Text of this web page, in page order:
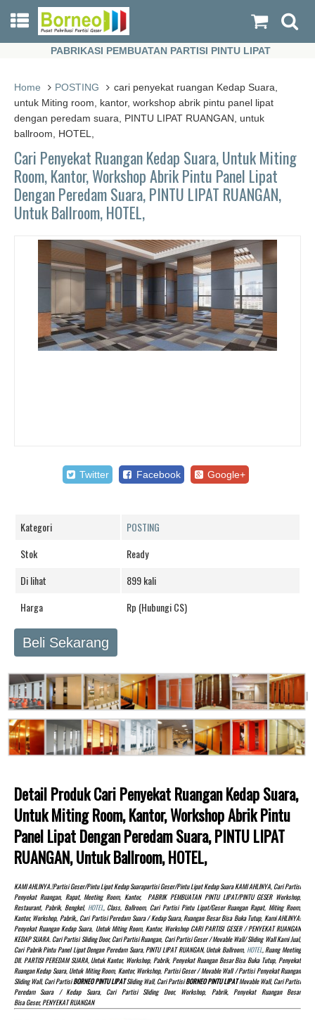
PABRIKASI PEMBUATAN PARTISI PINTU LIPAT
Home
POSTING
cari penyekat ruangan Kedap Suara,
untuk Miting room, kantor, workshop abrik pintu panel lipat
dengan peredam suara, PINTU LIPAT RUANGAN, untuk
ballroom, HOTEL,
Cari Penyekat Ruangan Kedap Suara, Untuk Miting
Room, Kantor, Workshop Abrik Pintu Panel Lipat
Dengan Peredam Suara, PINTU LIPAT RUANGAN,
Untuk Ballroom, HOTEL,
Twitter Facebook Google+
Kategori
POSTING
Stok
Ready
Di lihat
899 kali
Harga
Rp (Hubungi CS)
Beli Sekarang
Detail Produk Cari Penyekat Ruangan Kedap Suara,
Untuk Miting Room, Kantor, Workshop Abrik Pintu
Panel Lipat Dengan Peredam Suara, PINTU LIPAT
RUANGAN, Untuk Ballroom, HOTEL,
KAMI AHLINYA.!partisi Geser/pintu Lipat Kedap Suarapartisi Geser/pintu Lipat Kedap Suara KAMI AHLINYA, Cari Partisi
Penyekat Ruangan, Rapat, Meeting Room, Kantor, PABRIK PEMBUATAN PINTU LIPAT/PINTU GESER Workshop,
Restaurant, Pabrik, Bengkel, HOTEL, Class, Ballroom, Cari Partisi Pintu Lipat/Geser Ruangan Rapat, Miting Room,
Kantor, Workshop, Pabrik,, Cari Partisi Peredam Suara / Kedap Suara, Ruangan Besar Bisa Buka Tutup, Kami AHLINYA!
Penyekat Ruangan Kedap Suara, Untuk Miting Room, Kantor, Workshop CARI PARTISI GESER / PENYEKAT RUANGAN
KEDAP SUARA. Cari Partisi Sliding Door, Cari Partisi Ruangan, Cari Partisi Geser / Movable Wall/ Sliding Wall Kami Jual,
Cari Pabrik Pintu Panel Lipat Dengan Peredam Suara, PINTU LIPAT RUANGAN, Untuk Ballroom, HOTEL, Ruang Meeting
Dll. PARTISI PEREDAM SUARA, Untuk Kantor, Workshop, Pabrik, Penyekat Ruangan Besar Bisa Buka Tutup, Penyekat
Ruangan Kedap Suara, Untuk Miting Room, Kantor, Workshop, Partisi Geser / Movable Wall / Partisi Penyekat Ruangan
Sliding Wall, Cari PartisiBORNEO PINTU LIPATSliding Wall, Cari PartisiBORNEO PINTU LIPATMovable Wall, Cari Partisi
Peredam Suara / Kedap Suara, Cari Partisi Sliding Door, Workshop, Pabrik, Penyekat Ruangan Besar
Bisa Geser, PENYEKAT RUANGAN